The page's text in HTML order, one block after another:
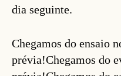
dia seguinte.
Chegamos do ensaio
prévia!Chegamos do